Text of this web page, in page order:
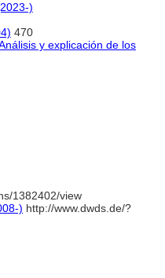
)
470
y explicación de los
1382402/view
) http://www.dwds.de/?